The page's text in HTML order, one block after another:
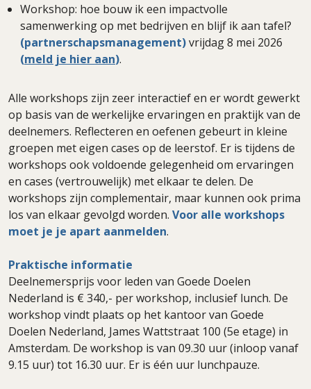
Workshop: hoe bouw ik een impactvolle
samenwerking op met bedrijven en blijf ik aan tafel?
(partnerschapsmanagement)vrijdag 8 mei 2026
(meld je hier aan).
Alle workshops zijn zeer interactief en er wordt gewerkt
op basis van de werkelijke ervaringen en praktijk van de
deelnemers. Reflecteren en oefenen gebeurt in kleine
groepen met eigen cases op de leerstof. Er is tijdens de
workshops ook voldoende gelegenheid om ervaringen
en cases (vertrouwelijk) met elkaar te delen. De
workshops zijn complementair, maar kunnen ook prima
los van elkaar gevolgd worden. Voor alle workshops
moet je je apart aanmelden.
Praktische informatie
Deelnemersprijs voor leden van Goede Doelen
Nederland is € 340,- per workshop, inclusief lunch. De
workshop vindt plaats op het kantoor van Goede
Doelen Nederland, James Wattstraat 100 (5e etage) in
Amsterdam. De workshop is van 09.30 uur (inloop vanaf
9.15 uur) tot 16.30 uur. Er is één uur lunchpauze.